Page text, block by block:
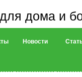
дома и
Новости